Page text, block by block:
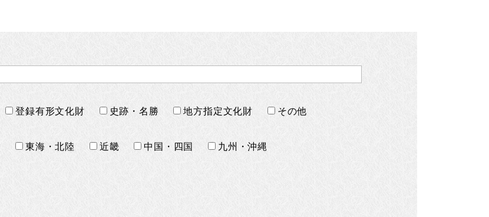
登録有形文化財 史跡・名勝 地方指定文化財 その他
東海・北陸 近畿 中国・四国 九州・沖縄